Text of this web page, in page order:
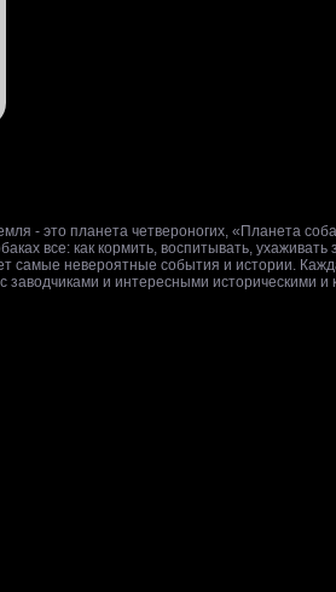
- это планета четвероногих, «Планета
все: как кормить, воспитывать, ухаживать
самые невероятные события и истории.
и интересными историческими и